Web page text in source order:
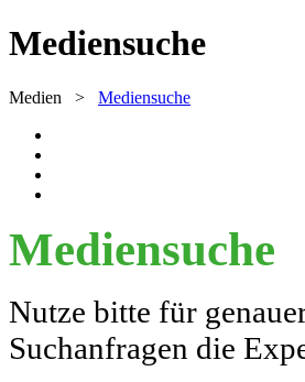
Mediensuche
Medien > Mediensuche
Mediensuche
Nutze bitte für
Suchanfragen die